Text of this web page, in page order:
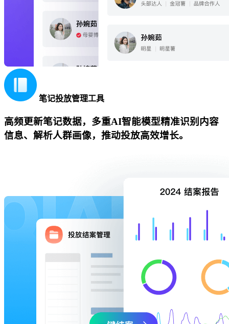
笔记投放管理工具
高频更新笔记数据，多重AI智能模型精准识别内容
信息、解析人群画像，推动投放高效增长。